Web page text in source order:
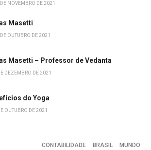
NOVEMBRO DE 2021
Masetti
OUTUBRO DE 2021
Masetti – Professor de Vedanta
DEZEMBRO DE 2021
do Yoga
OUTUBRO DE 2021
CONTABILIDADE BRASIL MUNDO